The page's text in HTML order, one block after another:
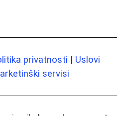
privatnosti | Uslovi
servisi